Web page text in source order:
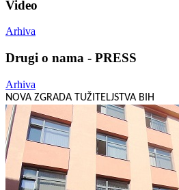
Video
Arhiva
Drugi o nama - PRESS
Arhiva
NOVA ZGRADA TUŽITELJSTVA BIH